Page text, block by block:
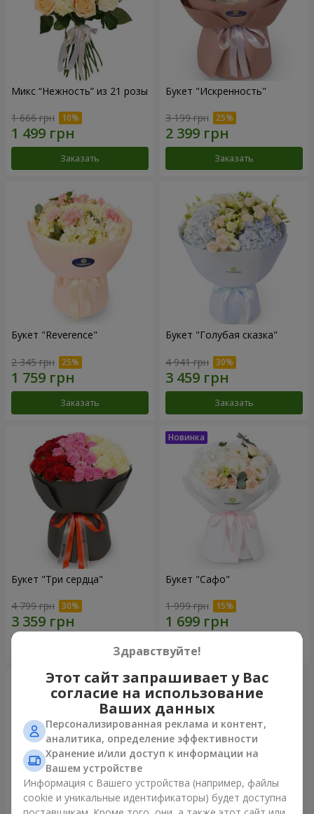
Микс “Нежность” из 21 розы
1 666 грн
Заказать
Букет "Искренность"
3 199 грн
Заказать
Букет "Reverence"
2 345 грн
Заказать
Букет "Голубая сказка"
4 941 грн
Заказать
Букет "Три сердца"
4 799 грн
Букет "Сафо"
1 999 грн
Здравствуйте!
Этот сайт запрашивает у Вас
согласие на использование
Ваших данных
Персонализированная реклама и контент,
аналитика, определение эффективности
Хранение и/или доступ к информации на
Вашем устройстве
Информация с Вашего устройства (например, файлы
cookie и уникальные идентификаторы) будет доступна